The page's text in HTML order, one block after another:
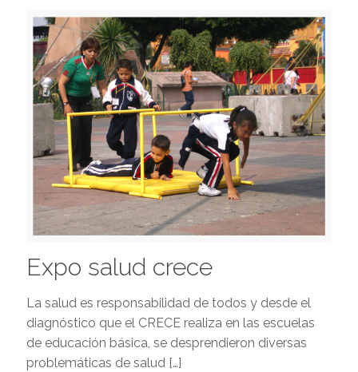
Expo salud crece
La salud es responsabilidad de todos y desde el
diagnóstico que el CRECE realiza en las escuelas
de educación básica, se desprendieron diversas
problemáticas de salud […]